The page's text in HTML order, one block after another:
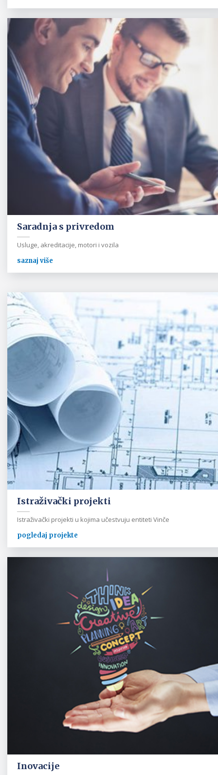
Saradnja s privredom
Usluge, akreditacije, motori i vozila
saznaj više
Istraživački projekti
Istraživački projekti u kojima učestvuju entiteti Vinče
pogledaj projekte
Inovacije